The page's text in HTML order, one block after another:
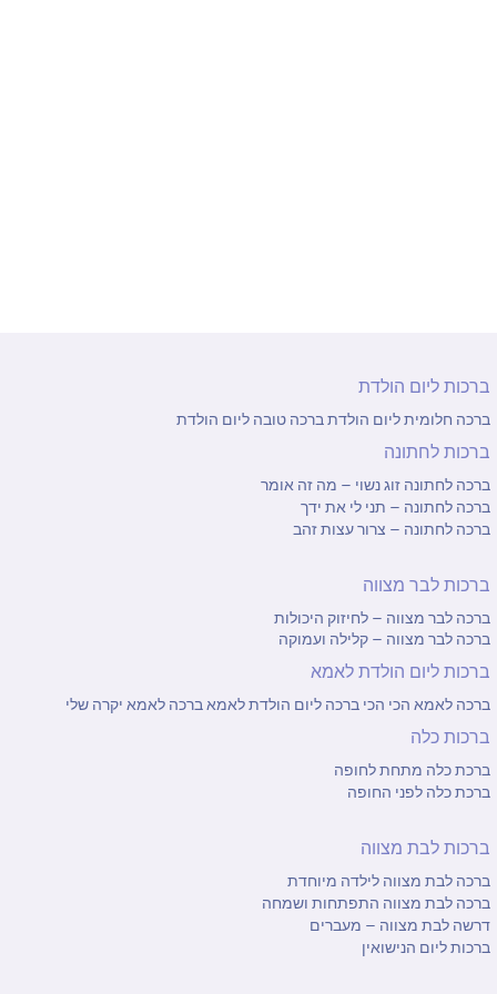
ברכות ליום הולדת
ברכה חלומית ליום הולדתברכה טובה ליום הולדת
ברכות לחתונה
ברכה לחתונה זוג נשוי – מה זה אומר
ברכה לחתונה – תני לי את ידך
ברכה לחתונה – צרור עצות זהב
ברכות לבר מצווה
ברכה לבר מצווה – לחיזוק היכולות
ברכה לבר מצווה – קלילה ועמוקה
ברכות ליום הולדת לאמא
ברכה לאמא הכי הכי ברכה ליום הולדת לאמאברכה לאמא יקרה שלי
ברכות כלה
ברכת כלה מתחת לחופה
ברכת כלה לפני החופה
ברכות לבת מצווה
ברכה לבת מצווה לילדה מיוחדת
ברכה לבת מצווה התפתחות ושמחה
דרשה לבת מצווה – מעברים
ברכות ליום הנישואין